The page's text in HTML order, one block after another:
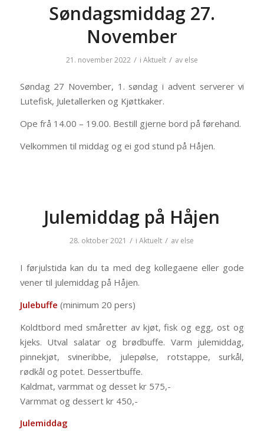
Søndagsmiddag 27.
November
21. november 2022 / i Aktuelt / av else
Søndag 27 November, 1. søndag i advent serverer vi
Lutefisk, Juletallerken og Kjøttkaker.
Ope frå 14.00 – 19.00. Bestill gjerne bord på førehand.
Velkommen til middag og ei god stund på Håjen.
Julemiddag på Håjen
28. oktober 2021 / iAktuelt / av else
I førjulstida kan du ta med deg kollegaene eller gode
vener til julemiddag på Håjen.
Julebuffe (minimum 20 pers)
Koldtbord med småretter av kjøt, fisk og egg, ost og
kjeks. Utval salatar og brødbuffe. Varm julemiddag,
pinnekjøt, svineribbe, julepølse, rotstappe, surkål,
rødkål og potet. Dessertbuffe.
Kaldmat, varmmat og desset kr 575,-
Varmmat og dessert kr 450,-
Julemiddag